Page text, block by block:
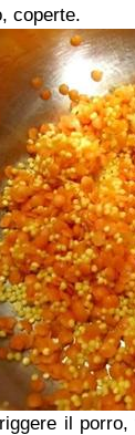
coperte.
il